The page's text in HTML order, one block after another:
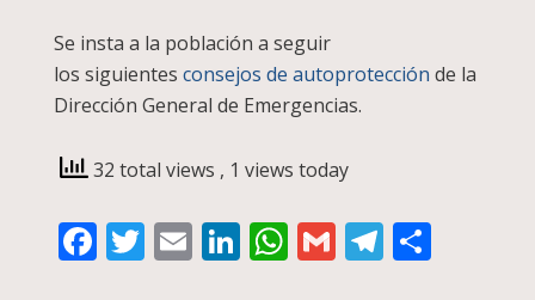
Se insta a la población a seguir
los siguientes consejos de autoprotección de la
Dirección General de Emergencias.
32 total views , 1 views today
Facebook
Twitter
EmailLinkedIn
WhatsApp
Gmail